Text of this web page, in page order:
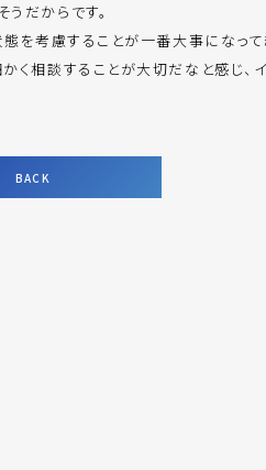
だからです。
を考慮することが一番大事になって
相談することが大切だなと感じ、
BACK